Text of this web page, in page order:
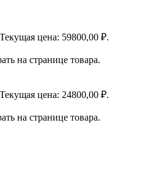
Текущая цена: 59800,00 ₽.
на странице товара.
Текущая цена: 24800,00 ₽.
на странице товара.